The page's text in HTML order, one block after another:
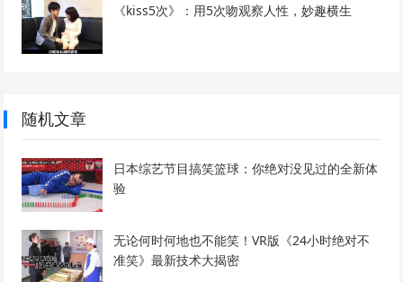
《kiss5次》：用5次吻观察人性，妙趣横生
随机文章
日本综艺节目搞笑篮球：你绝对没见过的全新体
验
无论何时何地也不能笑！VR版《24小时绝对不
准笑》最新技术大揭密